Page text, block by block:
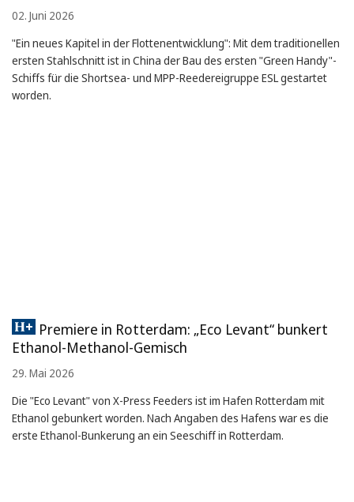
02. Juni 2026
"Ein neues Kapitel in der Flottenentwicklung": Mit dem traditionellen
ersten Stahlschnitt ist in China der Bau des ersten "Green Handy"-
Schiffs für die Shortsea- und MPP-Reedereigruppe ESL gestartet
worden.
Premiere in Rotterdam: „Eco Levant“ bunkert
Ethanol-Methanol-Gemisch
29. Mai 2026
Die "Eco Levant" von X-Press Feeders ist im Hafen Rotterdam mit
Ethanol gebunkert worden. Nach Angaben des Hafens war es die
erste Ethanol-Bunkerung an ein Seeschiff in Rotterdam.